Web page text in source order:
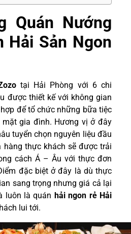
Quán Nướng
Hải Sản Ngon
tại Hải Phòng với 6 chi
được thiết kế với không gian
để tổ chức những bữa tiệc
gia đình. Hương vị ở đây
tuyển chọn nguyên liệu đầu
hàng thực khách sẽ được trải
cách Á – Âu với thực đơn
đặc biệt ở đây là dù thực
sang trọng nhưng giá cả lại
luôn là quán hải ngon rẻ Hải
lui tới.